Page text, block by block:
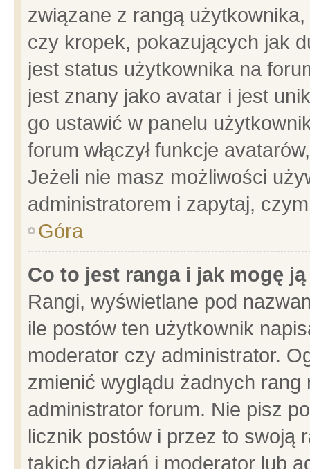
związane z rangą
czy kropek, pokazujących jak
jest status użytkownika na
jest znany jako avatar i jest
go ustawić w panelu
forum włączył funkcje
Jeżeli nie masz możliwości
administratorem i zapytaj,
Góra
Co to jest ranga i jak mogę
Rangi, wyświetlane pod
ile postów ten użytkownik
moderator czy administrator.
zmienić wyglądu żadnych
administrator forum. Nie pisz
licznik postów i przez to swoją
takich działań i moderator lub